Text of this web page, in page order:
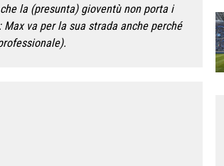
la (presunta) gioventù non porta i
va per la sua strada anche perché